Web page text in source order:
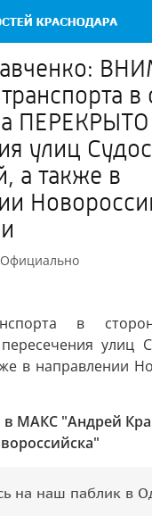
в
ПЕРЕКРЫТО
улиц
а также в
Официально
в
улиц
в направлении
в МАКС "Андрей
на наш паблик в